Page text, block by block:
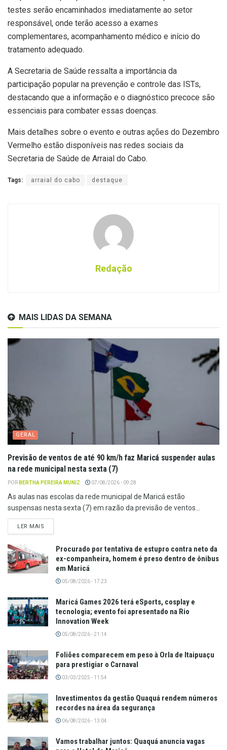
testes serão encaminhados imediatamente ao setor
responsável, onde terão acesso a exames
complementares, acompanhamento médico e início do
tratamento adequado.
A Secretaria de Saúde ressalta a importância da
participação popular na prevenção e controle das ISTs,
destacando que a informação e o diagnóstico precoce são
essenciais para combater essas doenças.
Mais detalhes sobre o evento e outras ações do Dezembro
Vermelho estão disponíveis nas redes sociais da
Secretaria de Saúde de Arraial do Cabo.
Tags: arraial do cabo destaque
Redação
MAIS LIDAS DA SEMANA
GERAL
Previsão de ventos de até 90 km/h faz Maricá suspender aulas
na rede municipal nesta sexta (7)
POR BERTHA PEREIRA MUNIZ 07/08/2026 - 09:28
As aulas nas escolas da rede municipal de Maricá estão
suspensas nesta sexta (7) em razão da previsão de ventos...
LER MAIS
Procurado por tentativa de estupro contra neto da
ex-companheira, homem é preso dentro de ônibus
em Maricá
05/08/2026 - 17:23
Maricá Games 2026 terá eSports, cosplay e
tecnologia; evento foi apresentado na Rio
Innovation Week
05/08/2026 - 21:14
Foliões comparecem em peso à Orla de Itaipuaçu
para prestigiar o Carnaval
03/03/2025 - 11:54
Investimentos da gestão Quaquá rendem números
recordes na área da segurança
06/08/2026 - 13:04
Vamos trabalhar juntos: Quaquá anuncia vagas